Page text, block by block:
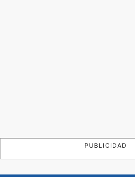
PUBLICIDAD